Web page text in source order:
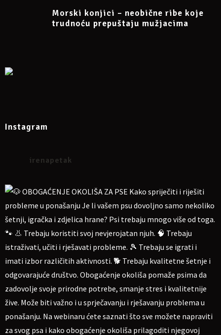
Morski konjici – neobične ribe koje
trudnoću prepuštaju mužjacima
Instagram
irenapetak